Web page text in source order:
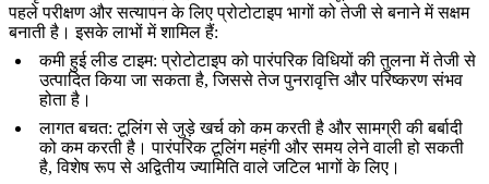
पहले परीक्षण और सत्यापन के लिएप्रोटोटाइप भागोंको तेजी से बनाने में सक्षम
बनाती है। इसके लाभों में शामिल हैं:
कमी हुई लीड टाइम: प्रोटोटाइप को पारंपरिक विधियों की तुलना में तेजी से
उत्पादित किया जा सकता है, जिससे तेज पुनरावृत्ति और परिष्करण संभव
होता है।
लागत बचत: टूलिंग से जुड़े खर्च को कम करती है और सामग्री की बर्बादी
को कम करती है। पारंपरिक टूलिंग महंगी और समय लेने वाली हो सकती
है, विशेष रूप से अद्वितीय ज्यामिति वाले जटिल भागोंके लिए।